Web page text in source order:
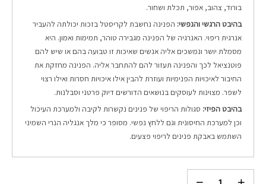
בורוד, צהוב, אפור, תכלת ושחור.
בהיבט הרגשי והנפשי: הפנינה נחשבת לקריסטל בזכות יכולתה להעביר
אנרגית ריפוי. האנרגיה של הפנינה מגבירה טוהר, תמימות ואמון. היא
מסמלת יושר ונמשכים אליה אנשים שאיכות זו טבועה בהם או שיש להם
פוטנציאל לכך והפנינה תעזור להם להתחבר אליה. הפנינה מחזקת את
החיבור לאיכויות הפנימיות ועוזרת להבין אילו איכויות חסרות ואילו רצוי
לשפר. מצוינות לעוסקים בנושאים הדורשים דיוק פרטני וסבלנות.
בהיבט הפיזי: סגולות הריפוי של פנינים נקשרות לקיבה ולמערכת העיכול
וכן למערכת החיסונית וגם ללחץ נפשי. מסופר כי מלך אנגליה הנרי השמיני
השתמש באבקת פנינים לריפוי פצעים.